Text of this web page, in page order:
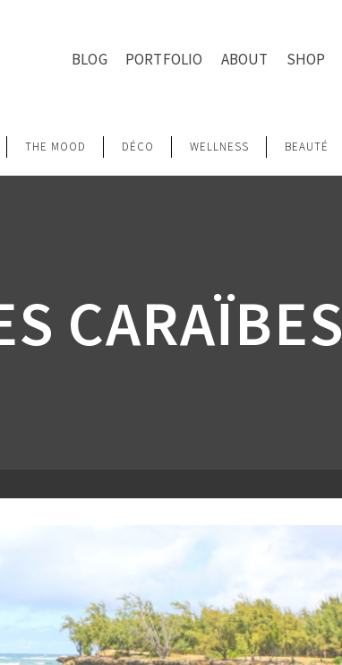
BLOG PORTFOLIO ABOUT SHOP
THE MOOD DÉCO WELLNESS BEAUTÉ
CARAÏBES